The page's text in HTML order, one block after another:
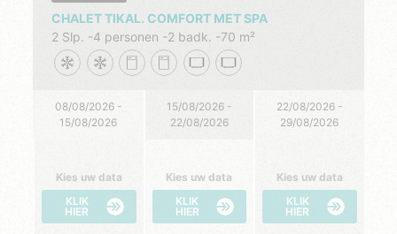
CHALET TIKAL. COMFORT MET SPA
2 Slp.
4 personen 2 badk. 70 m²
08/08/2026 -
15/08/2026
15/08/2026 -
22/08/2026
22/08/2026 -
29/08/2026
Kies uw data
KLIK
HIER
Kies uw data
KLIK
HIER
Kies uw data
KLIK
HIER